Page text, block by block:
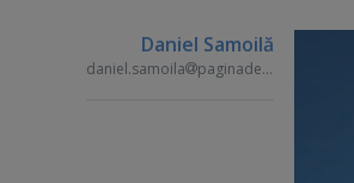
Daniel Samoilă
daniel.samoila paginademedia.ro